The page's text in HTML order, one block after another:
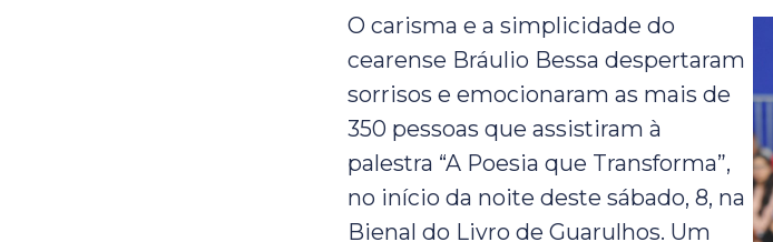
O carisma e a simplicidade do
cearense Bráulio Bessa despertaram
sorrisos e emocionaram as mais de
350 pessoas que assistiram à
palestra “A Poesia que Transforma”,
no início da noite deste sábado, 8, na
Bienal do Livro de Guarulhos. Um